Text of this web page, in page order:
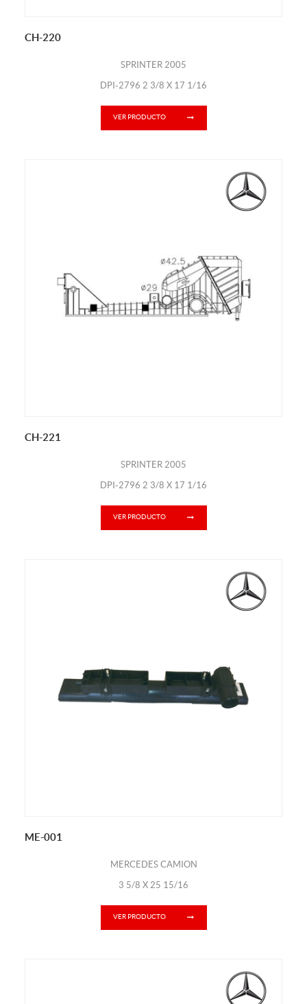
CH-220
SPRINTER 2005
DPI-2796 2 3/8 X 17 1/16
VER PRODUCTO
CH-221
SPRINTER 2005
DPI-2796 2 3/8 X 17 1/16
VER PRODUCTO
ME-001
MERCEDES CAMION
3 5/8 X 25 15/16
VER PRODUCTO